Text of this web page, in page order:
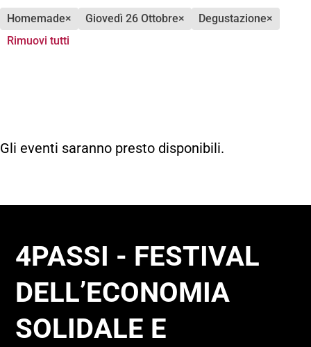
homemade× giovedì 26 Ottobre× degustazione×
Rimuovi tutti
Gli eventi saranno presto disponibili.
4PASSI - FESTIVAL
DELL’ECONOMIA
SOLIDALE E